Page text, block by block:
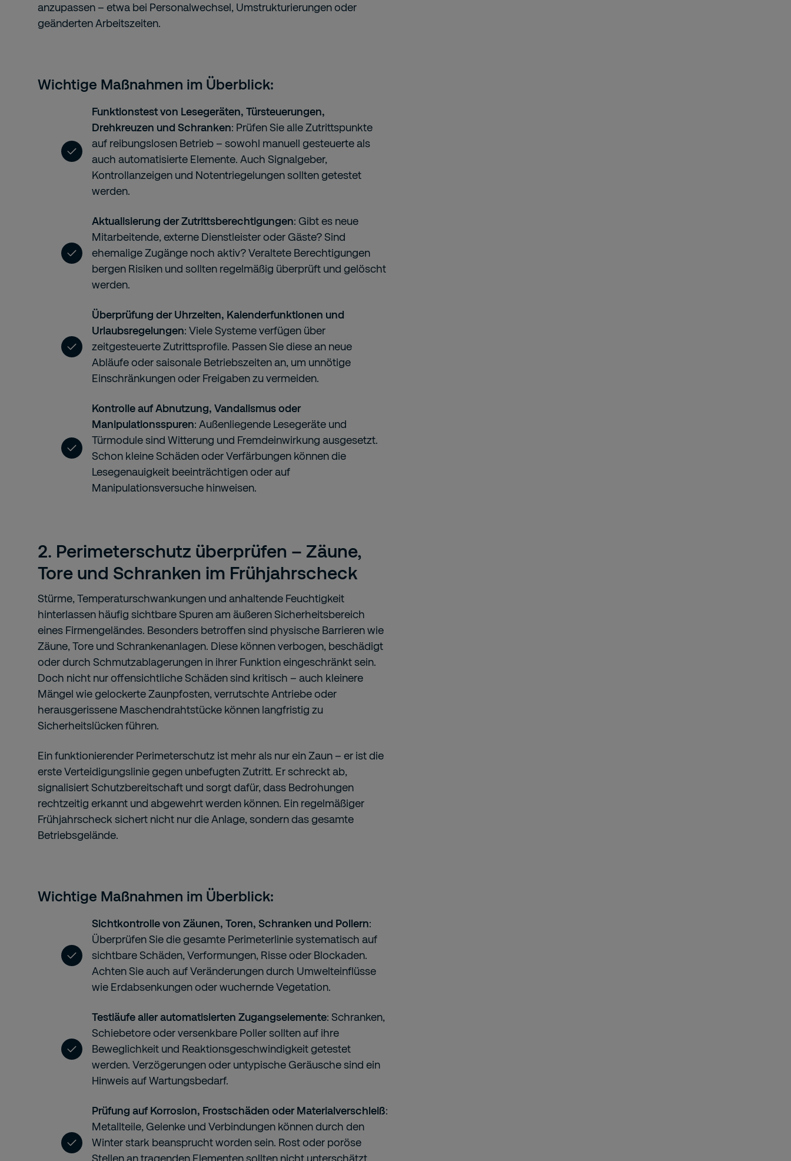
anzupassen – etwa bei Personalwechsel, Umstrukturierungen oder
geänderten Arbeitszeiten.
Wichtige Maßnahmen im Überblick:
Funktionstest von Lesegeräten, Türsteuerungen,
Drehkreuzen und Schranken: Prüfen Sie alle Zutrittspunkte
auf reibungslosen Betrieb – sowohl manuell gesteuerte als
auch automatisierte Elemente. Auch Signalgeber,
Kontrollanzeigen und Notentriegelungen sollten getestet
werden.
Aktualisierung der Zutrittsberechtigungen: Gibt es neue
Mitarbeitende, externe Dienstleister oder Gäste? Sind
ehemalige Zugänge noch aktiv? Veraltete Berechtigungen
bergen Risiken und sollten regelmäßig überprüft und gelöscht
werden.
Überprüfung der Uhrzeiten, Kalenderfunktionen und
Urlaubsregelungen: Viele Systeme verfügen über
zeitgesteuerte Zutrittsprofile. Passen Sie diese an neue
Abläufe oder saisonale Betriebszeiten an, um unnötige
Einschränkungen oder Freigaben zu vermeiden.
Kontrolle auf Abnutzung, Vandalismus oder
Manipulationsspuren: Außenliegende Lesegeräte und
Türmodule sind Witterung und Fremdeinwirkung ausgesetzt.
Schon kleine Schäden oder Verfärbungen können die
Lesegenauigkeit beeinträchtigen oder auf
Manipulationsversuche hinweisen.
2. Perimeterschutz überprüfen – Zäune,
Tore und Schranken im Frühjahrscheck
Stürme, Temperaturschwankungen und anhaltende Feuchtigkeit
hinterlassen häufig sichtbare Spuren am äußeren Sicherheitsbereich
eines Firmengeländes. Besonders betroffen sind physische Barrieren wie
Zäune, Tore und Schrankenanlagen. Diese können verbogen, beschädigt
oder durch Schmutzablagerungen in ihrer Funktion eingeschränkt sein.
Doch nicht nur offensichtliche Schäden sind kritisch – auch kleinere
Mängel wie gelockerte Zaunpfosten, verrutschte Antriebe oder
herausgerissene Maschendrahtstücke können langfristig zu
Sicherheitslücken führen.
Ein funktionierender Perimeterschutz ist mehr als nur ein Zaun – er ist die
erste Verteidigungslinie gegen unbefugten Zutritt. Er schreckt ab,
signalisiert Schutzbereitschaft und sorgt dafür, dass Bedrohungen
rechtzeitig erkannt und abgewehrt werden können. Ein regelmäßiger
Frühjahrscheck sichert nicht nur die Anlage, sondern das gesamte
Betriebsgelände.
Wichtige Maßnahmen im Überblick:
Sichtkontrolle von Zäunen, Toren, Schranken und Pollern:
Überprüfen Sie die gesamte Perimeterlinie systematisch auf
sichtbare Schäden, Verformungen, Risse oder Blockaden.
Achten Sie auch auf Veränderungen durch Umwelteinflüsse
wie Erdabsenkungen oder wuchernde Vegetation.
Testläufe aller automatisierten Zugangselemente: Schranken,
Schiebetore oder versenkbare Poller sollten auf ihre
Beweglichkeit und Reaktionsgeschwindigkeit getestet
werden. Verzögerungen oder untypische Geräusche sind ein
Hinweis auf Wartungsbedarf.
Prüfung auf Korrosion, Frostschäden oder Materialverschleiß:
Metallteile, Gelenke und Verbindungen können durch den
Winter stark beansprucht worden sein. Rost oder poröse
Stellen an tragenden Elementen sollten nicht unterschätzt